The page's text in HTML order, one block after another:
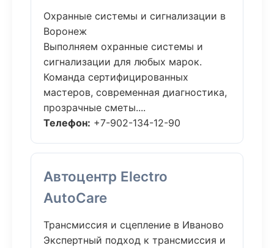
Охранные системы и сигнализации в
Воронеж
Выполняем охранные системы и
сигнализации для любых марок.
Команда сертифицированных
мастеров, современная диагностика,
прозрачные сметы....
Телефон: +7-902-134-12-90
Автоцентр Electro
AutoCare
Трансмиссия и сцепление в Иваново
Экспертный подход к трансмиссия и